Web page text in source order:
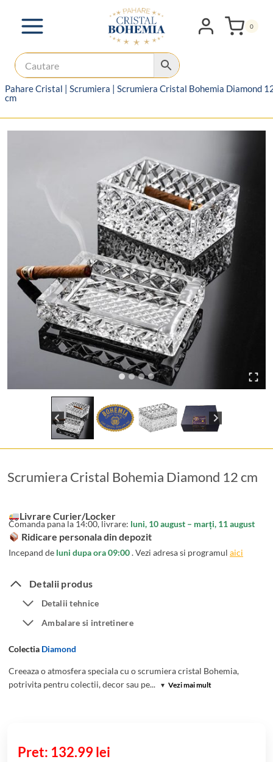
0
Pahare Cristal | Scrumiera | Scrumiera Cristal Bohemia Diamond
cm
Scrumiera Cristal Bohemia Diamond 12 cm
Livrare Curier/Locker
Comanda pana la 14:00, livrare: luni, 10 august – marți, 11 august
Ridicare personala din depozit
Incepand de luni dupa ora 09:00. Vezi adresa si programul aici
Detalii produs
Detalii tehnice
Ambalare si intretinere
Colectia Diamond
Creeaza o atmosfera speciala cu o scrumiera cristal Bohemia,
potrivita pentru colectii, decor sau pe... ▾ Vezi mai mult
132.99lei